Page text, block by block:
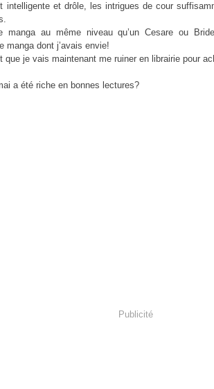
intelligente et drôle, les intrigues de cour
au même niveau qu’un Cesare ou
manga dont j’avais envie!
que je vais maintenant me ruiner en librairie pour
a été riche en bonnes lectures?
Publicité